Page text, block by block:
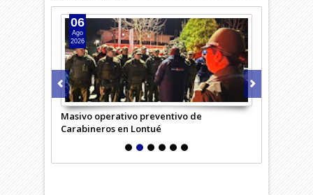
Masivo operativo preventivo de
Carabineros en Lontué
06
Ago
2026